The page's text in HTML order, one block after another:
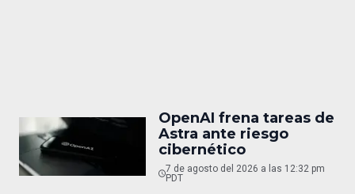
OpenAI frena tareas de
Astra ante riesgo
cibernético
7 de agosto del 2026 a las 12:32 pm
PDT